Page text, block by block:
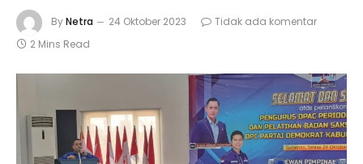
ByNetra 24 Oktober 2023
Tidak ada komentar
2 Mins Read